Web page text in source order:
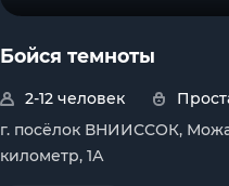
Бойся темноты
2-12 человек
г. посёлок ВНИИССОК,
километр, 1А